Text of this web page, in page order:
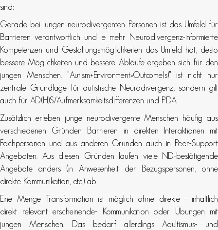
sind:
Gerade bei jungen neurodivergenten Personen ist das Umfeld für
Barrieren verantwortlich und je mehr Neurodivergenz-informierte
Kompetenzen und Gestaltungsmöglichkeiten das Umfeld hat, desto
bessere Möglichkeiten und bessere Abläufe ergeben sich für den
jungen Menschen. "Autism+Environment=Outcome(s)" ist nicht nur
zentrale Grundlage für autistische Neurodivergenz, sondern gilt
auch für AD(H)S/Aufmerksamkeitsdifferenzen und PDA.
Zusätzlich erleben junge neurodivergente Menschen häufig aus
verschiedenen Gründen Barrieren in direkten Interaktionen mit
Fachpersonen und aus anderen Gründen auch in Peer-Support
Angeboten. Aus diesen Gründen laufen viele ND-bestätigende
Angebote anders (in Anwesenheit der Bezugspersonen, ohne
direkte Kommunikation, etc.) ab.
Eine Menge Transformation ist möglich ohne direkte - inhaltlich
direkt relevant erscheinende- Kommunikation oder Übungen mit
jungen Menschen. Das bedarf allerdings Adultismus- und